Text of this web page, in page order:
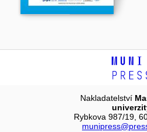
Nakladatelství
Rybkova 987/19,